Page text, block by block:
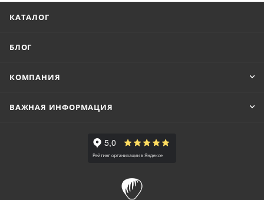
КАТАЛОГ
БЛОГ
КОМПАНИЯ
ВАЖНАЯ ИНФОРМАЦИЯ